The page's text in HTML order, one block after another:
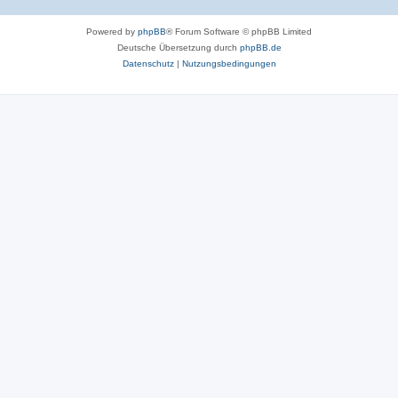
Powered by phpBB® Forum Software © phpBB Limited
Deutsche Übersetzung durch phpBB.de
Datenschutz| Nutzungsbedingungen